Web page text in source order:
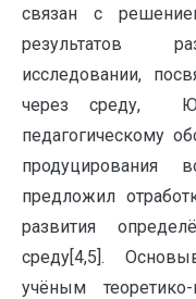
связан с
результатов
исследовании,
через среду,
педагогическому
продуцирования
предложил
развития
среду[4,5].
учёным теоретико-